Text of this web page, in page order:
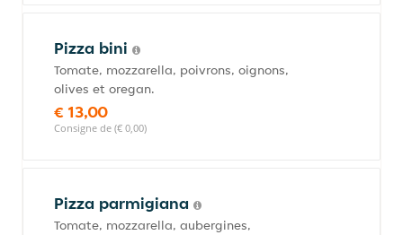
Pizza bini
Tomate, mozzarella, poivrons, oignons,
olives et oregan.
€ 13,00
Consigne de (€ 0,00)
Pizza parmigiana
Tomate, mozzarella, aubergines,